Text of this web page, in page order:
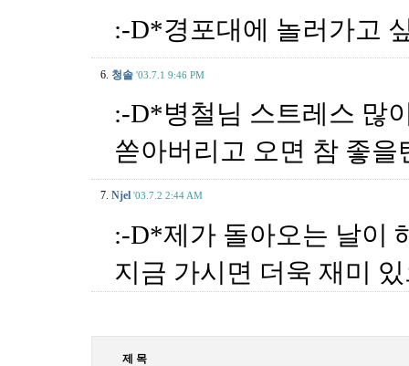
:-D*경포대에 놀러가고
6. 청솔 '03.7.1 9:46 PM
:-D*병철님 스트레스 많
쏟아버리고 오면 참 좋
7. Njel '03.7.2 2:44 AM
:-D*제가 돌아오는 날이
지금 가시면 더욱 재미
제 목